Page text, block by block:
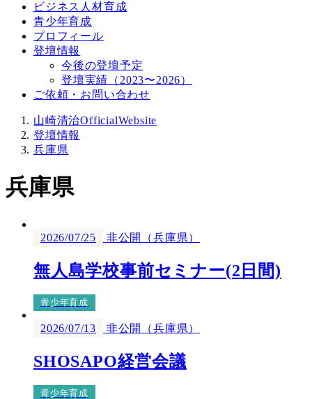
ビジネス人材育成
青少年育成
プロフィール
登壇情報
今後の登壇予定
登壇実績（2023〜2026）
ご依頼・お問い合わせ
山崎清治OfficialWebsite
登壇情報
兵庫県
兵庫県
2026/07/25 非公開（兵庫県）
無人島学校事前セミナー(2日間)
青少年育成
2026/07/13 非公開（兵庫県）
SHOSAPO経営会議
青少年育成